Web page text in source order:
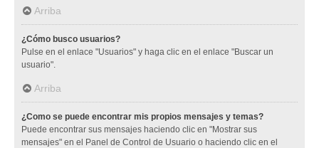
Arriba
¿Cómo busco usuarios?
Pulse en el enlace "Usuarios" y haga clic en el enlace "Buscar un
usuario".
Arriba
¿Como se puede encontrar mis propios mensajes y temas?
Puede encontrar sus mensajes haciendo clic en "Mostrar sus
mensajes" en el Panel de Control de Usuario o haciendo clic en el